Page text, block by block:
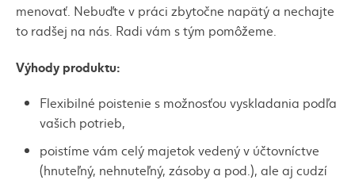
menovať. Nebuďte v práci zbytočne napätý a nechajte
to radšej na nás. Radi vám s tým pomôžeme.
Výhody produktu:
Flexibilné poistenie s možnosťou vyskladania podľa
vašich potrieb,
poistíme vám celý majetok vedený v účtovníctve
(hnuteľný, nehnuteľný, zásoby a pod.), ale aj cudzí